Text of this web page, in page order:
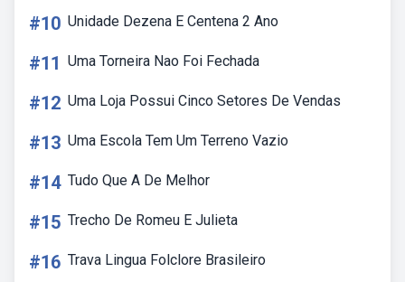
#10 Unidade Dezena E Centena 2 Ano
#11 Uma Torneira Nao Foi Fechada
#12 Uma Loja Possui Cinco Setores De Vendas
#13 Uma Escola Tem Um Terreno Vazio
#14 Tudo Que A De Melhor
#15 Trecho De Romeu E Julieta
#16 Trava Lingua Folclore Brasileiro